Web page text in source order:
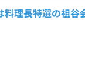
理長特選の祖谷